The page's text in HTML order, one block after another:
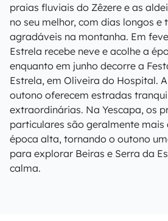
praias fluviais do Zêzere e as
no seu melhor, com dias longos e
agradáveis na montanha. Em
Estrela recebe neve e acolhe a
enquanto em junho decorre a
Estrela, em Oliveira do Hospital.
outono oferecem estradas
extraordinárias. Na Yescapa, os
particulares são geralmente mais
época alta, tornando o outono
para explorar Beiras e Serra da
calma.